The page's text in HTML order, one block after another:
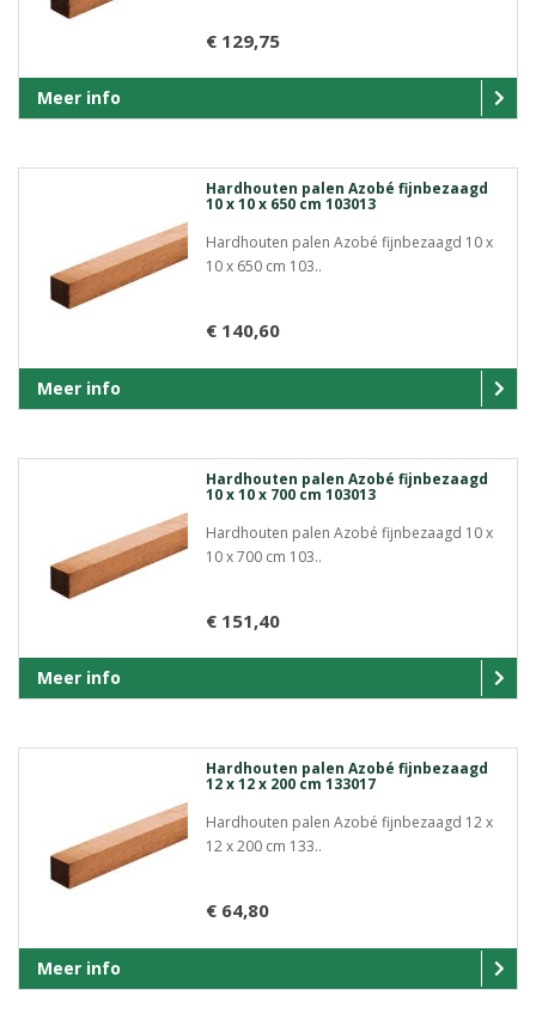
€ 129,75
Meer info
Hardhouten palen Azobé fijnbezaagd
10 x 10 x 650 cm 103013
Hardhouten palen Azobé fijnbezaagd 10 x
10 x 650 cm 103..
€ 140,60
Meer info
Hardhouten palen Azobé fijnbezaagd
10 x 10 x 700 cm 103013
Hardhouten palen Azobé fijnbezaagd 10 x
10 x 700 cm 103..
€ 151,40
Meer info
Hardhouten palen Azobé fijnbezaagd
12 x 12 x 200 cm 133017
Hardhouten palen Azobé fijnbezaagd 12 x
12 x 200 cm 133..
€ 64,80
Meer info